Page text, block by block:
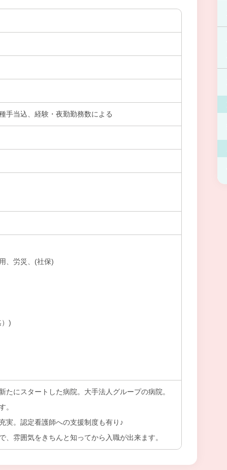
手当込、経験・夜勤勤務数による
、労災、(社保)
)
たにスタートした病院。大手法人グループの病院。
。
実。認定看護師への支援制度も有り♪
、雰囲気をきちんと知ってから入職が出来ます。